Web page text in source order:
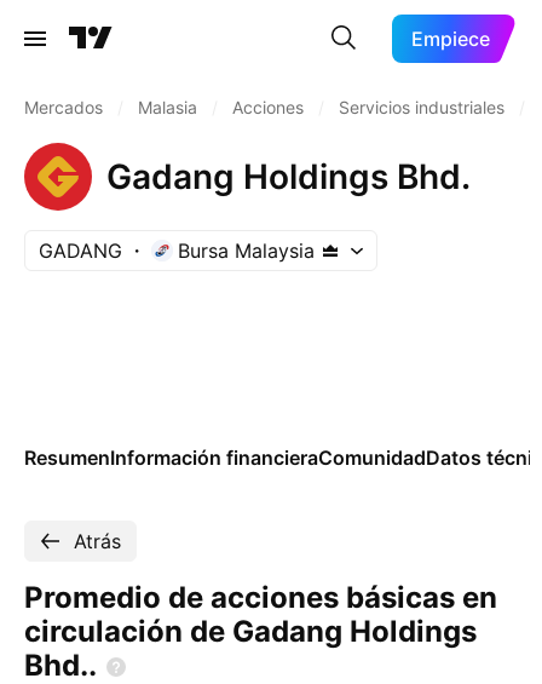
Empiece
Mercados Malasia Acciones Servicios industriales
Gadang Holdings Bhd.
GADANG Bursa Malaysia
ResumenInformación financieraComunidadDatos
Atrás
Promedio de acciones básicas en
circulación de Gadang Holdings
Bhd..